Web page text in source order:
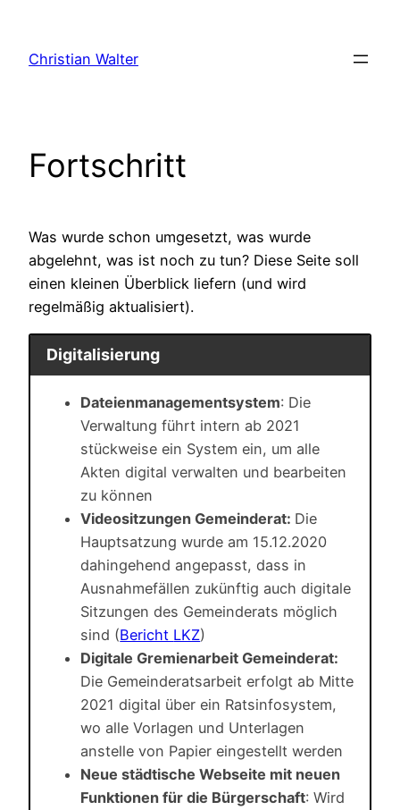
springen
Christian Walter
Fortschritt
Was wurde schon umgesetzt, was wurde
abgelehnt, was ist noch zu tun? Diese Seite soll
einen kleinen Überblick liefern (und wird
regelmäßig aktualisiert).
Digitalisierung
Dateienmanagementsystem: Die
Verwaltung führt intern ab 2021
stückweise ein System ein, um alle
Akten digital verwalten und bearbeiten
zu können
Videositzungen Gemeinderat: Die
Hauptsatzung wurde am 15.12.2020
dahingehend angepasst, dass in
Ausnahmefällen zukünftig auch digitale
Sitzungen des Gemeinderats möglich
sind (Bericht LKZ)
Digitale Gremienarbeit Gemeinderat:
Die Gemeinderatsarbeit erfolgt ab Mitte
2021 digital über ein Ratsinfosystem,
wo alle Vorlagen und Unterlagen
anstelle von Papier eingestellt werden
Neue städtische Webseite mit neuen
Funktionen für die Bürgerschaft: Wird